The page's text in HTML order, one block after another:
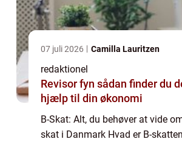
07 juli 2026 Camilla Lauritzen
redaktionel
Revisor fyn sådan finder du den rigtige
hjælp til din økonomi
B-Skat: Alt, du behøver at vide
skat i Danmark Hvad er B-